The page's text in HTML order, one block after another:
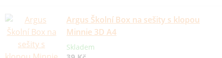
Argus Školní Box na sešity s klopou
Minnie 3D A4
Skladem